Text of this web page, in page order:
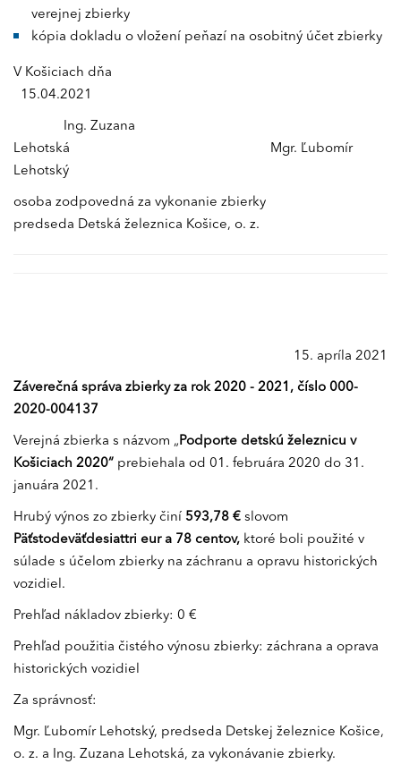
verejnej zbierky
kópia dokladu o vložení peňazí na osobitný účet zbierky
V Košiciach dňa
15.04.2021
Ing. Zuzana
Lehotská Mgr. Ľubomír
Lehotský
osoba zodpovedná za vykonanie zbierky
predseda Detská železnica Košice, o. z.
15. apríla 2021
Záverečná správa zbierky za rok 2020 - 2021, číslo 000-
2020-004137
Verejná zbierka s názvom „Podporte detskú železnicu v
Košiciach 2020“ prebiehala od 01. februára 2020 do 31.
januára 2021.
Hrubý výnos zo zbierky činí 593,78 € slovom
Päťstodeväťdesiattri eur a 78 centov, ktoré boli použité v
súlade s účelom zbierky na záchranu a opravu historických
vozidiel.
Prehľad nákladov zbierky: 0 €
Prehľad použitia čistého výnosu zbierky: záchrana a oprava
historických vozidiel
Za správnosť:
Mgr. Ľubomír Lehotský, predseda Detskej železnice Košice,
o. z. a Ing. Zuzana Lehotská, za vykonávanie zbierky.